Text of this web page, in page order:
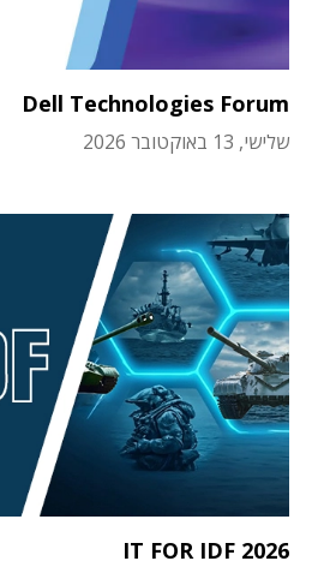
Dell Technologies Forum
שלישי, 13 באוקטובר 2026
IT FOR IDF 2026